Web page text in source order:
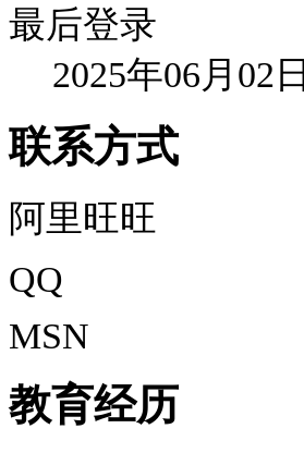
最后登录
2025年06月02日
联系方式
阿里旺旺
QQ
MSN
教育经历